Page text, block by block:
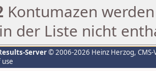
Kontumazen
der Liste nicht
Server© 2006-2026 Heinz Herzog,
use